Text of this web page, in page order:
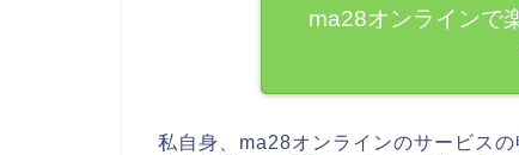
ma28オンラインで
私自身、ma28オンラインのサービス